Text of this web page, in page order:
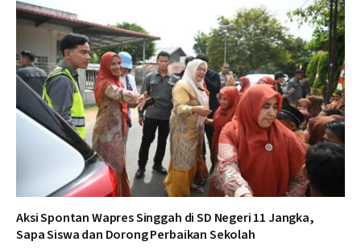
Aksi Spontan Wapres Singgah di SD Negeri 11 Jangka,
Sapa Siswa dan Dorong Perbaikan Sekolah